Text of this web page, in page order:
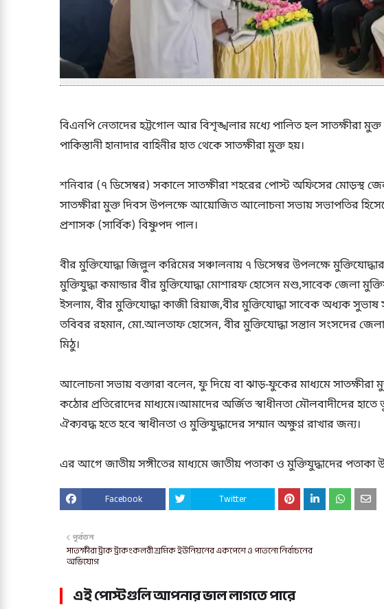
বিএনপি নেতাদের হট্টগোল আর বিশৃঙ্খলার মধ্যে পালিত হল সাতক্ষীরা
পাকিস্তানী হানাদার বাহিনীর হাত থেকে সাতক্ষীরা মুক্ত হয়।
শনিবার (৭ ডিসেম্বর) সকালে সাতক্ষীরা শহরের পোস্ট অফিসের মোড়স্থ
সাতক্ষীরা মুক্ত দিবস উপলক্ষে আয়োজিত আলোচনা সভায় সভাপতির
প্রশাসক (সার্বিক) বিষ্ণুপদ পাল।
বীর মুক্তিযোদ্ধা জিল্লুল করিমের সঞ্চালনায় ৭ ডিসেম্বর উপলক্ষে
মুক্তিযুদ্ধা কমান্ডার বীর মুক্তিযোদ্ধা মোশারফ হোসেন মশু,সাবেক জেলা
ইসলাম, বীর মুক্তিযোদ্ধা কাজী রিয়াজ,বীর মুক্তিযোদ্ধা সাবেক অধ্যক
তবিবর রহমান, মো.আলতাফ হোসেন, বীর মুক্তিযোদ্ধা সন্তান সংসদের
মিঠু।
আলোচনা সভায় বক্তারা বলেন, ফু দিয়ে বা ঝাড়-ফুকের মাধ্যমে সাতক্ষীরা
কঠোর প্রতিরোদের মাধ্যমে।আমাদের অর্জিত স্বাধীনতা মৌলবাদীদের
ঐক্যবদ্ধ হতে হবে স্বাধীনতা ও মুক্তিযুদ্ধাদের সম্মান অক্ষুণ্ণ রাখার জন্য।
এর আগে জাতীয় সঙ্গীতের মাধ্যমে জাতীয় পতাকা ও মুক্তিযুদ্ধাদের পতাকা
Facebook Twitter
পূর্বতন
সাতক্ষীরা ট্রাক ট্রাকংকলরী শ্রমিক ইউনিয়নের একপেশে ও পাতনো নির্বাচনের
অভিযোগ
এই পোস্টগুলি আপনার ভাল লাগতে পারে